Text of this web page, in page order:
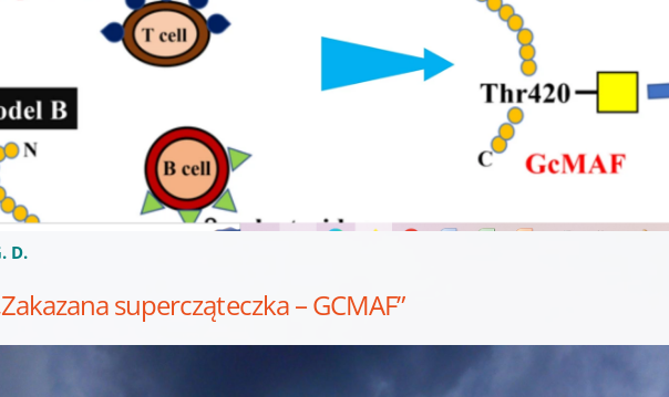
D.
supercząteczka – GCMAF”